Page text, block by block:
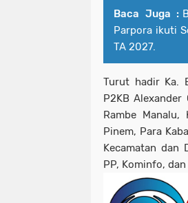
Baca Juga :
Parpora ikuti
TA 2027.
Turut hadir Ka.
P2KB Alexander
Rambe Manalu,
Pinem, Para
Kecamatan dan
PP, Kominfo,